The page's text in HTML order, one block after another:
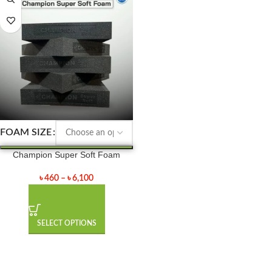
FOAM SIZE
Champion Super Soft Foam
৳460 – ৳6,100
SELECT OPTIONS